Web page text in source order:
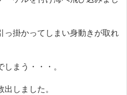
っ掛かってしまい身動きが取れ
まう・・・。
しました。